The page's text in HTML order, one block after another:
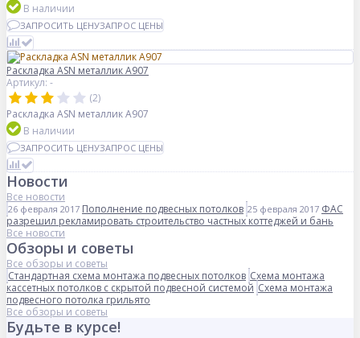
В наличии
ЗАПРОСИТЬ ЦЕНУЗАПРОС ЦЕНЫ
Раскладка ASN металлик А907
Артикул: -
(2)
Раскладка ASN металлик А907
В наличии
ЗАПРОСИТЬ ЦЕНУЗАПРОС ЦЕНЫ
Новости
Все новости
26 февраля 2017 Пополнение подвесных потолков 25 февраля 2017 ФАС
разрешил рекламировать строительство частных коттеджей и бань
Все новости
Обзоры и советы
Все обзоры и советы
Стандартная схема монтажа подвесных потолков Схема монтажа
кассетных потолков с скрытой подвесной системой Схема монтажа
подвесного потолка грильято
Все обзоры и советы
Будьте в курсе!